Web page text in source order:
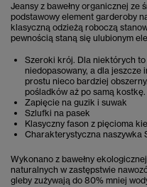
Jeansy z bawełny organicznej ze
podstawowy element garderoby
klasyczną odzieżą roboczą
pewnością staną się ulubionym
Szeroki krój. Dla niektórych
niedopasowany, a dla jeszcze
prostu nieco bardziej
pośladków aż po samą kostkę.
Zapięcie na guzik i suwak
Szlufki na pasek
Klasyczny fason z pięcioma
Charakterystyczna naszywka
Wykonano z bawełny
naturalnych w zastępstwie
gleby zużywają do 80% mniej